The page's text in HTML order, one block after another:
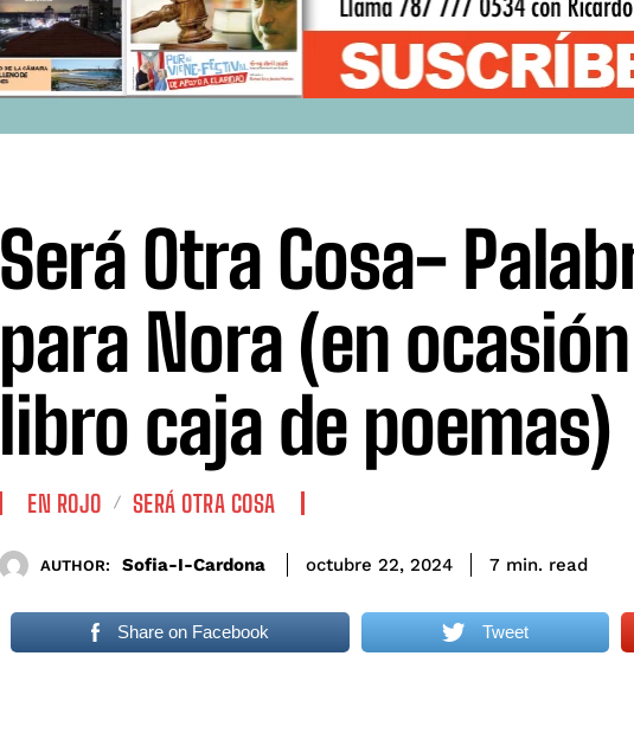
Será Otra Cosa-
para Nora (en
libro caja de poemas)
EN ROJO SERÁ OTRA COSA
AUTHOR: Sofia-I-Cardona octubre 22, 2024 7 min. read
Share on Facebook Tweet